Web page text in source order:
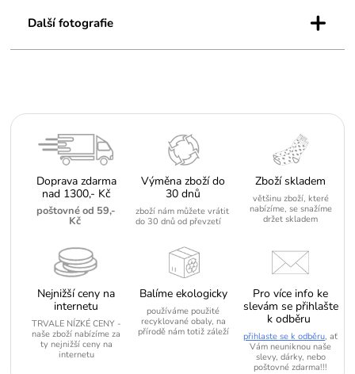
Další fotografie +
Doprava zdarma
nad 1300,- Kč
poštovné od 59,-
Kč
Výměna zboží do
30 dnů
zboží nám můžete vrátit
do 30 dnů od převzetí
Zboží skladem
většinu zboží, které
nabízíme, se snažíme
držet skladem
Nejnižší ceny na
internetu
TRVALE NÍZKÉ CENY -
naše zboží nabízíme za
ty nejnižší ceny na
internetu
Balíme ekologicky
používáme použité
recyklované obaly, na
přírodě nám totiž záleží
Pro více info ke
slevám se přihlašte
k odběru
přihlaste se k odběru, ať
Vám neuniknou naše
slevy, dárky, nebo
poštovné zdarma!!!